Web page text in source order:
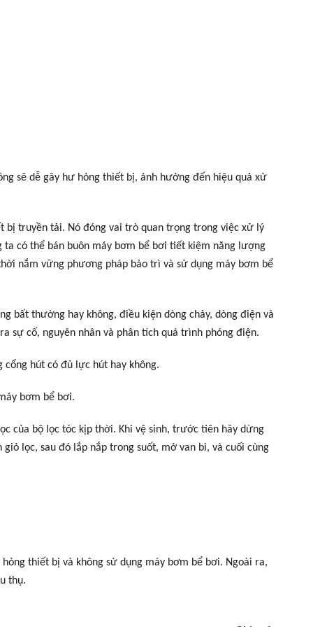
sẽ dễ gây hư hỏng thiết bị, ảnh hưởng đến hiệu quả xử
truyền tải. Nó đóng vai trò quan trọng trong việc xử lý
có thể bán buôn máy bơm bể bơi tiết kiệm năng lượng
nắm vững phương pháp bảo trì và sử dụng máy bơm bể
bất thường hay không, điều kiện dòng chảy, dòng điện và
sự cố, nguyên nhân và phân tích quá trình phóng điện.
hút có đủ lực hút hay không.
bơm bể bơi.
của bộ lọc tóc kịp thời. Khi vệ sinh, trước tiên hãy dừng
lọc, sau đó lắp nắp trong suốt, mở van bi, và cuối cùng
thiết bị và không sử dụng máy bơm bể bơi. Ngoài ra,
thụ.